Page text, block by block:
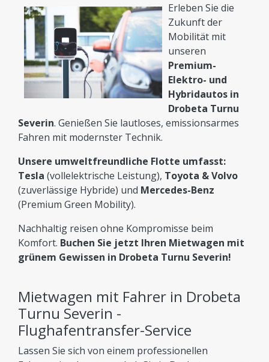
Erleben Sie die
Zukunft der
Mobilität mit
unseren
Premium-
Elektro- und
Hybridautos in
Drobeta Turnu
Severin. Genießen Sie lautloses, emissionsarmes
Fahren mit modernster Technik.
Unsere umweltfreundliche Flotte umfasst:
Tesla (vollelektrische Leistung), Toyota & Volvo
(zuverlässige Hybride) und Mercedes-Benz
(Premium Green Mobility).
Nachhaltig reisen ohne Kompromisse beim
Komfort. Buchen Sie jetzt Ihren Mietwagen mit
grünem Gewissen in Drobeta Turnu Severin!
Mietwagen mit Fahrer in Drobeta
Turnu Severin -
Flughafentransfer-Service
Lassen Sie sich von einem professionellen